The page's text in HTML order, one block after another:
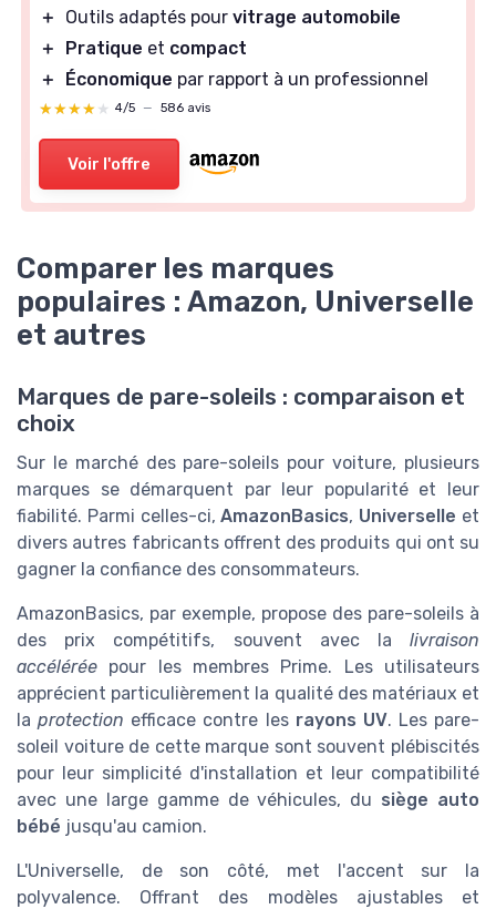
＋ Outils adaptés pour vitrage automobile
＋
Pratique et compact
＋
Économique par rapport à un professionnel
★★★★★
★★★★★ 4/5 — 586 avis
Voir l'offre
Comparer les marques
populaires : Amazon, Universelle
et autres
Marques de pare-soleils : comparaison et
choix
Sur le marché des pare-soleils pour voiture, plusieurs
marques se démarquent par leur popularité et leur
fiabilité. Parmi celles-ci,AmazonBasics, Universelle et
divers autres fabricants offrent des produits qui ont su
gagner la confiance des consommateurs.
AmazonBasics, par exemple, propose des pare-soleils à
des prix compétitifs, souvent avec la livraison
accélérée pour les membres Prime. Les utilisateurs
apprécient particulièrement la qualité des matériaux et
laprotection efficace contre les rayons UV. Les pare-
soleil voiture de cette marque sont souvent plébiscités
pour leur simplicité d'installation et leur compatibilité
avec une large gamme de véhicules, du siège auto
bébé jusqu'au camion.
L'Universelle, de son côté, met l'accent sur la
polyvalence. Offrant des modèles ajustables et